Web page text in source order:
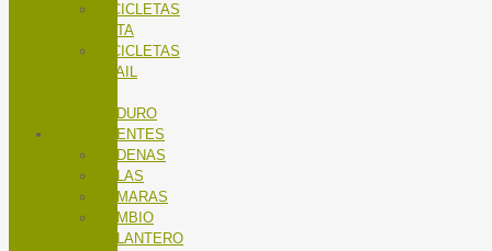
BICICLETAS
RUTA
BICICLETAS
TRAIL
ENDURO
COMPONENTES
CADENAS
CALAS
CÁMARAS
CAMBIO
DELANTERO